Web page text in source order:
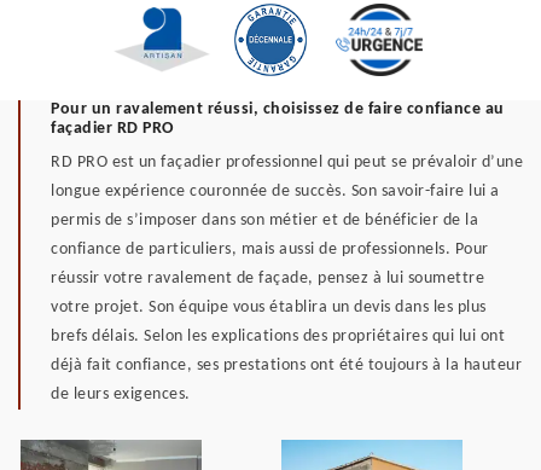
Pour un ravalement réussi, choisissez de faire confiance au
façadier RD PRO
RD PRO est un façadier professionnel qui peut se prévaloir d’une
longue expérience couronnée de succès. Son savoir-faire lui a
permis de s’imposer dans son métier et de bénéficier de la
confiance de particuliers, mais aussi de professionnels. Pour
réussir votre ravalement de façade, pensez à lui soumettre
votre projet. Son équipe vous établira un devis dans les plus
brefs délais. Selon les explications des propriétaires qui lui ont
déjà fait confiance, ses prestations ont été toujours à la hauteur
de leurs exigences.